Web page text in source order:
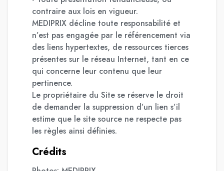
contraire aux lois en vigueur.
MEDIPRIX décline toute responsabilité et
n’est pas engagée par le référencement via
des liens hypertextes, de ressources tierces
présentes sur le réseau Internet, tant en ce
qui concerne leur contenu que leur
pertinence.
Le propriétaire du Site se réserve le droit
de demander la suppression d’un lien s’il
estime que le site source ne respecte pas
les règles ainsi définies.
Crédits